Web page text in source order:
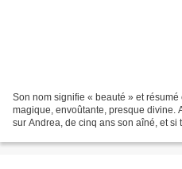
Son nom signifie « beauté » et
magique, envoûtante, presque divine.
sur Andrea, de cinq ans son aîné, et si